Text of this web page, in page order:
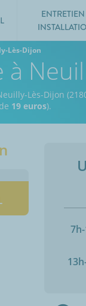
Lès-Dijon
Lès-Dijon
19 euros).